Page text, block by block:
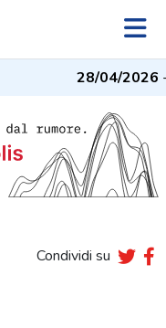
28/04/2026-
Condividi su